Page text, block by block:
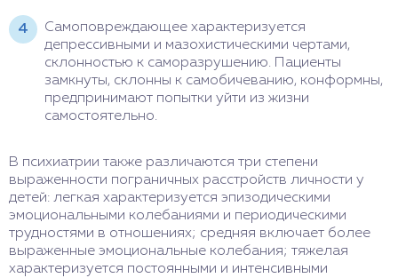
Самоповреждающее характеризуется
депрессивными и мазохистическими чертами,
склонностью к саморазрушению. Пациенты
замкнуты, склонны к самобичеванию, конформны,
предпринимают попытки уйти из жизни
самостоятельно.
В психиатрии также различаются три степени
выраженности пограничных расстройств личности у
детей: легкая характеризуется эпизодическими
эмоциональными колебаниями и периодическими
трудностями в отношениях; средняя включает более
выраженные эмоциональные колебания; тяжелая
характеризуется постоянными и интенсивными